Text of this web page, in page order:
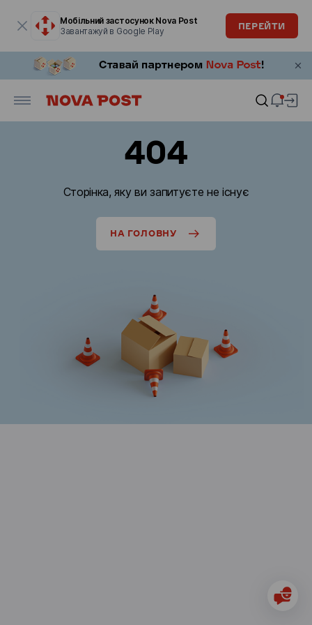
Мобільний застосунок Nova Post
Завантажуй в Google Play
ПЕРЕЙТИ
404
Сторінка, яку ви запитуєте не існує
НА ГОЛОВНУ